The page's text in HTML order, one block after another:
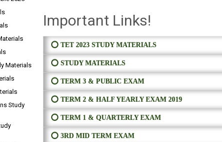
Important Links!
⭕ TET 2023 STUDY MATERIALS
⭕ STUDY MATERIALS
⭕ TERM 3 & PUBLIC EXAM
⭕ TERM 2 & HALF YEARLY EXAM 2019
⭕ TERM 1 & QUARTERLY EXAM
⭕ 3RD MID TERM EXAM
Materials
Study